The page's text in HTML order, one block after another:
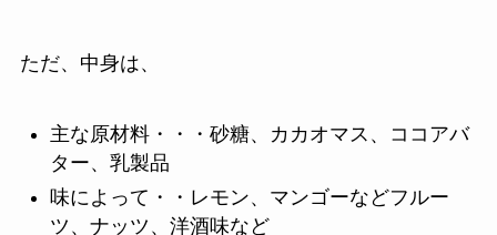
ただ、中身は、
主な原材料・・・砂糖、カカオマス、ココアバ
ター、乳製品
味によって・・レモン、マンゴーなどフルー
ツ、ナッツ、洋酒味など